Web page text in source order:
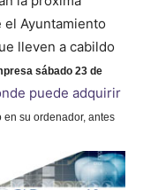
el Ayuntamiento
lleven a cabildo
sábado 23 de
puede adquirir
su ordenador, antes